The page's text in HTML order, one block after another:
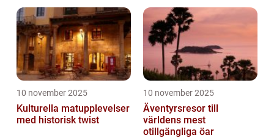
10 november 2025
Kulturella matupplevelser
med historisk twist
10 november 2025
Äventyrsresor till
världens mest
otillgängliga öar